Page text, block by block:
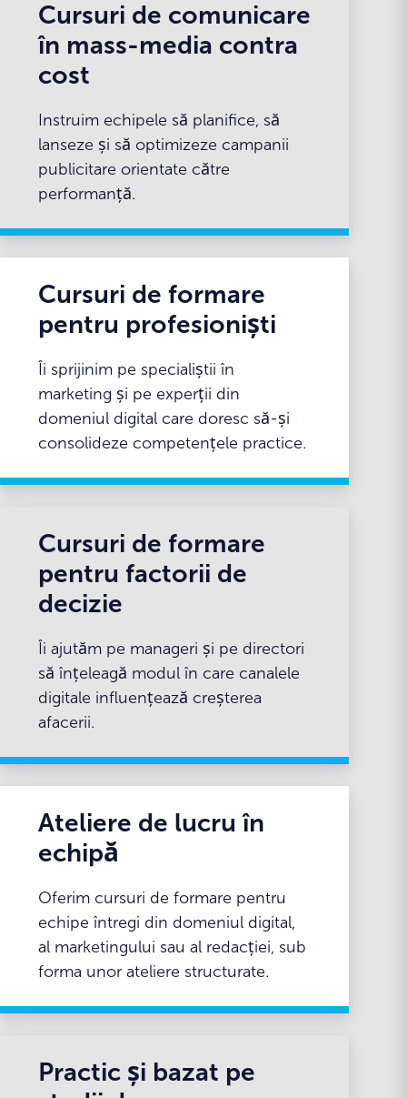
Cursuri de comunicare
în mass-media contra
cost
Instruim echipele să planifice, să
lanseze și să optimizeze campanii
publicitare orientate către
performanță.
Cursuri de formare
pentru profesioniști
Îi sprijinim pe specialiștii în
marketing și pe experții din
domeniul digital care doresc să-și
consolideze competențele practice.
Cursuri de formare
pentru factorii de
decizie
Îi ajutăm pe manageri și pe directori
să înțeleagă modul în care canalele
digitale influențează creșterea
afacerii.
Ateliere de lucru în
echipă
Oferim cursuri de formare pentru
echipe întregi din domeniul digital,
al marketingului sau al redacției, sub
forma unor ateliere structurate.
Practic și bazat pe